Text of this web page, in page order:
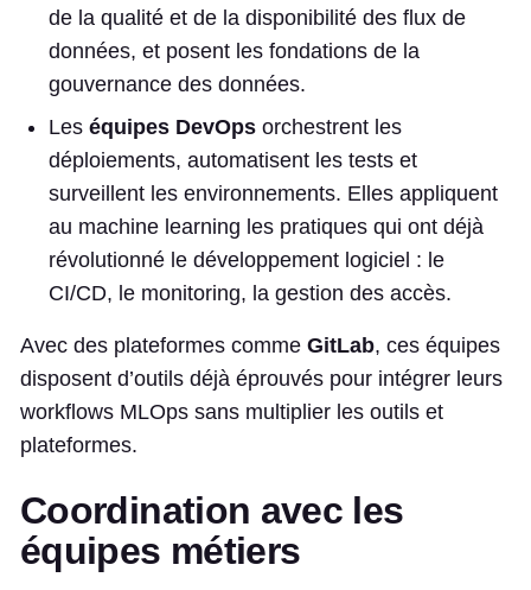
de la qualité et de la disponibilité des flux de
données, et posent les fondations de la
gouvernance des données.
Les équipes DevOps orchestrent les
déploiements, automatisent les tests et
surveillent les environnements. Elles appliquent
au machine learning les pratiques qui ont déjà
révolutionné le développement logiciel : le
CI/CD, le monitoring, la gestion des accès.
Avec des plateformes comme GitLab, ces équipes
disposent d’outils déjà éprouvés pour intégrer leurs
workflows MLOps sans multiplier les outils et
plateformes.
Coordination avec les
équipes métiers